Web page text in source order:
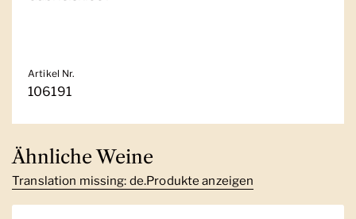
Artikel Nr.
106191
Ähnliche Weine
Translation missing: de.Produkte anzeigen